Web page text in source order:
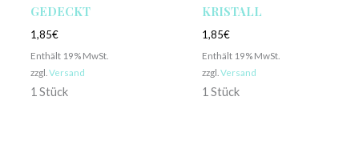
GEDECKT
1,85€
Enthält 19% MwSt.
zzgl. Versand
1 Stück
KRISTALL
1,85€
Enthält 19% MwSt.
zzgl. Versand
1 Stück